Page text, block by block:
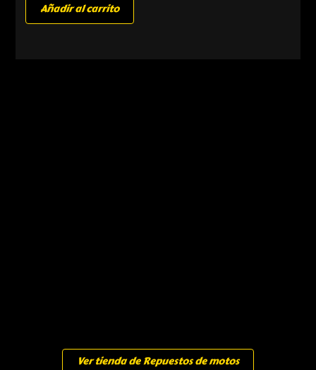
Añadir al carrito
Ver tienda de Repuestos de motos